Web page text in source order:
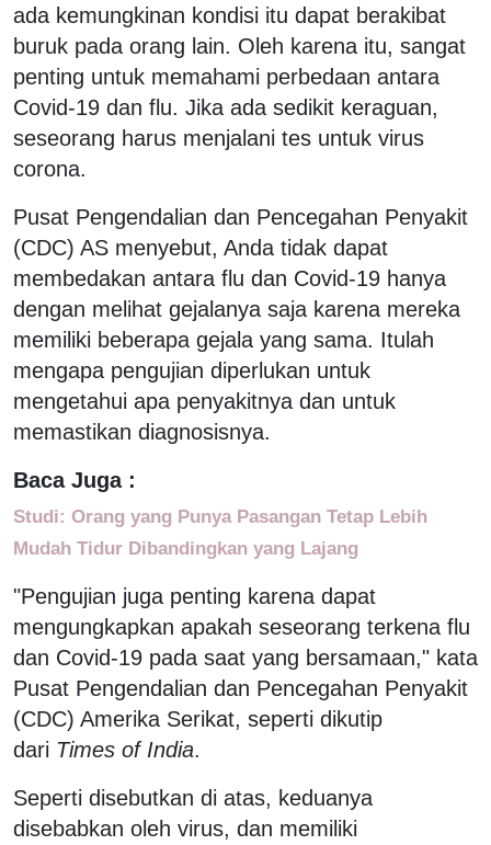
ada kemungkinan kondisi itu dapat berakibat
buruk pada orang lain. Oleh karena itu, sangat
penting untuk memahami perbedaan antara
Covid-19 dan flu. Jika ada sedikit keraguan,
seseorang harus menjalani tes untuk virus
corona.
Pusat Pengendalian dan Pencegahan Penyakit
(CDC) AS menyebut, Anda tidak dapat
membedakan antara flu dan Covid-19 hanya
dengan melihat gejalanya saja karena mereka
memiliki beberapa gejala yang sama. Itulah
mengapa pengujian diperlukan untuk
mengetahui apa penyakitnya dan untuk
memastikan diagnosisnya.
Baca Juga :
Studi: Orang yang Punya Pasangan Tetap Lebih
Mudah Tidur Dibandingkan yang Lajang
"Pengujian juga penting karena dapat
mengungkapkan apakah seseorang terkena flu
dan Covid-19 pada saat yang bersamaan," kata
Pusat Pengendalian dan Pencegahan Penyakit
(CDC) Amerika Serikat, seperti dikutip
dari Times of India.
Seperti disebutkan di atas, keduanya
disebabkan oleh virus, dan memiliki